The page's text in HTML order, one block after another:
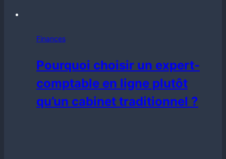
Finances
Pourquoi choisir un expert-
comptable en ligne plutôt
qu’un cabinet traditionnel ?